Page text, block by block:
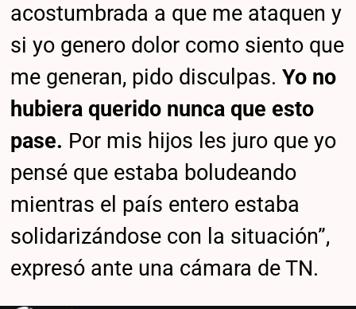
acostumbrada a que me ataquen y
si yo genero dolor como siento que
me generan, pido disculpas.Yo no
hubiera querido nunca que esto
pase. Por mis hijos les juro que yo
pensé que estaba boludeando
mientras el país entero estaba
solidarizándose con la situación”,
expresó ante una cámara de TN.